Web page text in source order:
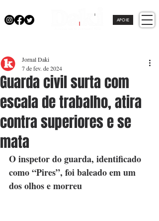
APOIE
Guarda civil surta com
escala de trabalho, atira
contra superiores e se
mata
Jornal Daki
7 de fev. de 2024
O inspetor do guarda, identificado
como “Pires”, foi baleado em um
dos olhos e morreu